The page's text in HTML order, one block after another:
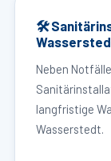
🛠
Neben
langfristige
Wasserstedt.